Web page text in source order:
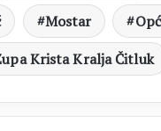
Mostar
Krista Kralja Čitluk